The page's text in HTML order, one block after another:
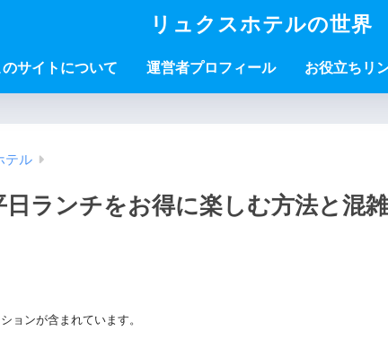
リュクスホテルの世界
のサイトについて 運営者プロフィール お役立ちリ
テル
ランチをお得に楽しむ方法と混雑
ョンが含まれています。